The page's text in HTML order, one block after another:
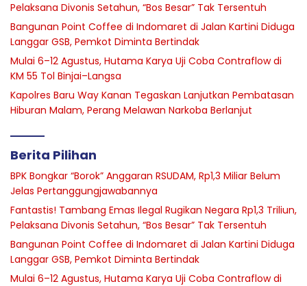
Pelaksana Divonis Setahun, “Bos Besar” Tak Tersentuh
Bangunan Point Coffee di Indomaret di Jalan Kartini Diduga
Langgar GSB, Pemkot Diminta Bertindak
Mulai 6–12 Agustus, Hutama Karya Uji Coba Contraflow di
KM 55 Tol Binjai–Langsa
Kapolres Baru Way Kanan Tegaskan Lanjutkan Pembatasan
Hiburan Malam, Perang Melawan Narkoba Berlanjut
Berita Pilihan
BPK Bongkar “Borok” Anggaran RSUDAM, Rp1,3 Miliar Belum
Jelas Pertanggungjawabannya
Fantastis! Tambang Emas Ilegal Rugikan Negara Rp1,3 Triliun,
Pelaksana Divonis Setahun, “Bos Besar” Tak Tersentuh
Bangunan Point Coffee di Indomaret di Jalan Kartini Diduga
Langgar GSB, Pemkot Diminta Bertindak
Mulai 6–12 Agustus, Hutama Karya Uji Coba Contraflow di